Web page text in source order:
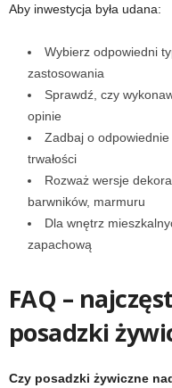
Aby inwestycja była udana:
Wybierz odpowiedni
zastosowania
Sprawdź, czy
opinie
Zadbaj o
trwałości
Rozważ wersje
barwników, marmuru
Dla wnętrz
zapachową
FAQ –
posadzki
Czy posadzki żywiczne